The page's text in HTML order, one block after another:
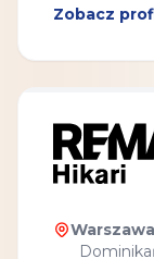
Zobacz
Warszawa